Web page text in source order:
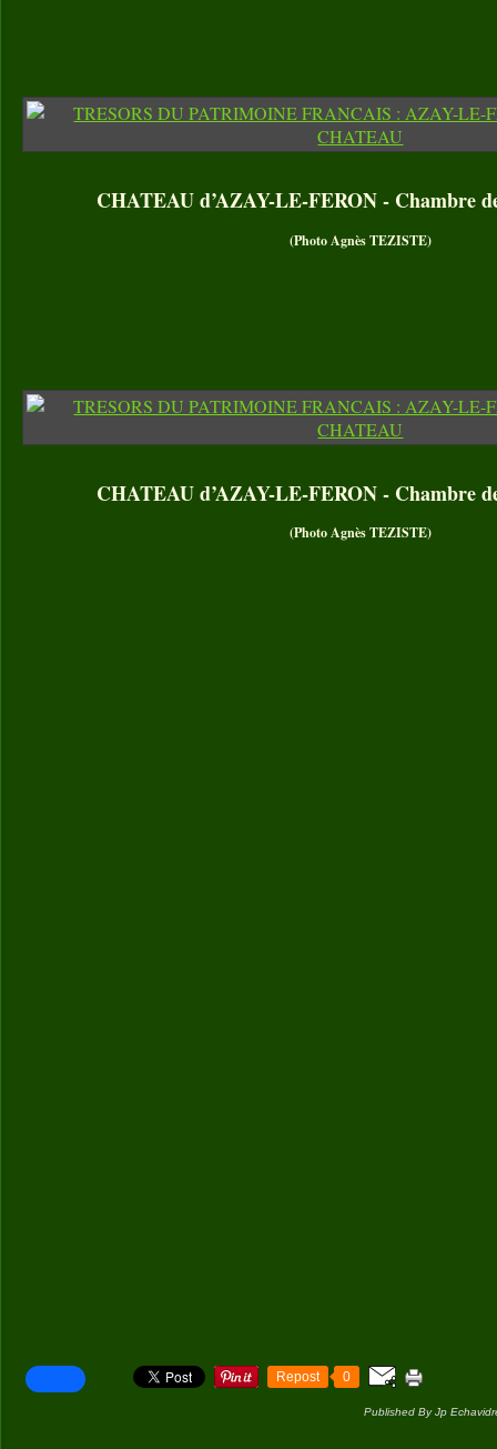
CHATEAU d’AZAY-LE-FERON - Chambre
(Photo Agnès TEZISTE)
CHATEAU d’AZAY-LE-FERON - Chambre
(Photo Agnès TEZISTE)
Repost 0
Published By Jp